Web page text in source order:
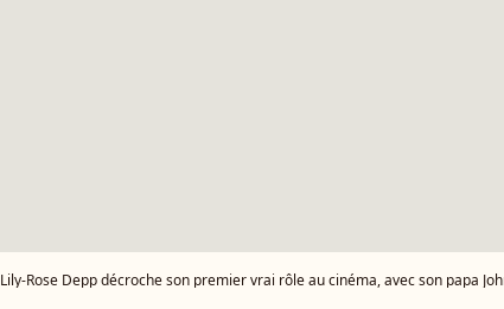
Lily-Rose Depp décroche son premier vrai rôle au cinéma, avec son papa